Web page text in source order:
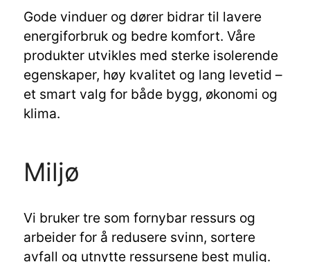
Gode vinduer og dører bidrar til lavere
energiforbruk og bedre komfort. Våre
produkter utvikles med sterke isolerende
egenskaper, høy kvalitet og lang levetid –
et smart valg for både bygg, økonomi og
klima.
Miljø
Vi bruker tre som fornybar ressurs og
arbeider for å redusere svinn, sortere
avfall og utnytte ressursene best mulig.